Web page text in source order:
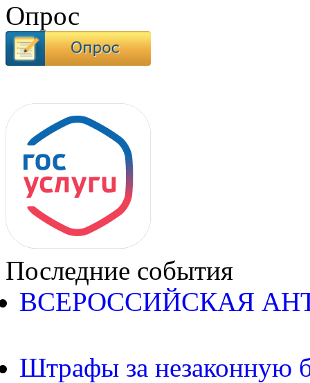
Опрос
Последние события
ВСЕРОССИЙСКАЯ
Штрафы за незаконную